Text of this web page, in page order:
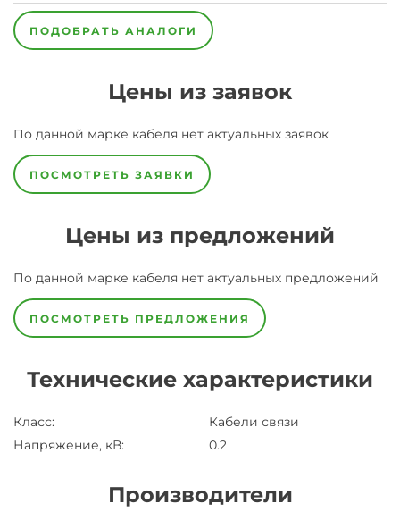
ПОДОБРАТЬ АНАЛОГИ
Цены из заявок
По данной марке кабеля нет актуальных заявок
ПОСМОТРЕТЬ ЗАЯВКИ
Цены из предложений
По данной марке кабеля нет актуальных предложений
ПОСМОТРЕТЬ ПРЕДЛОЖЕНИЯ
Технические характеристики
Класс:
Кабели связи
Напряжение, кВ: 0.2
Производители